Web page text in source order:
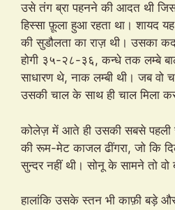
उसे तंग ब्रा पहनने की आदत थी
हिस्सा फ़ूला हुआ रहता था। शायद
की सुडौलता का राज़ थी। उसका
होगी ३५-२८-३६, कन्धे तक लम्बे
साधारण थे, नाक लम्बी थी। जब वो
उसकी चाल के साथ ही चाल मिला
कोलेज़ में आते ही उसकी सबसे पहली
की रूम-मेट काजल ढींगरा, जो कि
सुन्दर नहीं थी। सोनू के सामने तो वो
हालांकि उसके स्तन भी काफ़ी बड़े